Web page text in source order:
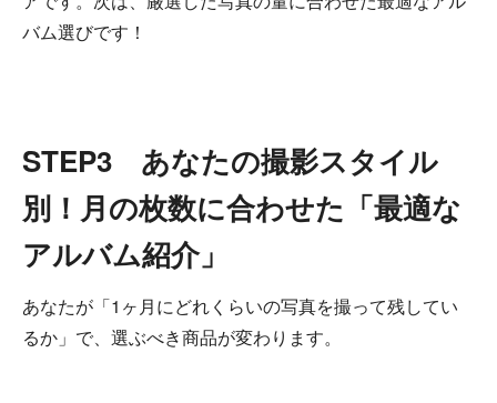
バム選びです！
STEP3 あなたの撮影スタイル
別！月の枚数に合わせた「最適な
アルバム紹介」
あなたが「1ヶ月にどれくらいの写真を撮って残してい
るか」で、選ぶべき商品が変わります。